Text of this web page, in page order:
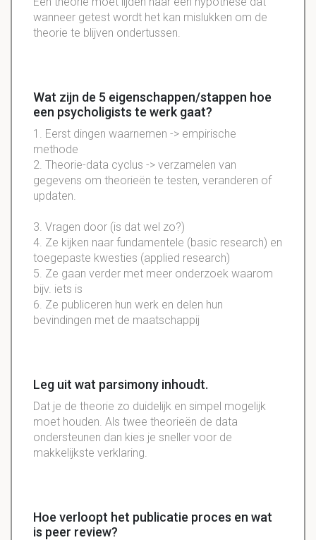
wanneer getest wordt het kan mislukken om de
theorie te blijven ondertussen.
Wat zijn de 5 eigenschappen/stappen hoe
een psycholigists te werk gaat?
1. Eerst dingen waarnemen -> empirische
methode
2. Theorie-data cyclus -> verzamelen van
gegevens om theorieën te testen, veranderen of
updaten.
3. Vragen door (is dat wel zo?)
4. Ze kijken naar fundamentele (basic research) en
toegepaste kwesties (applied research)
5. Ze gaan verder met meer onderzoek waarom
bijv. iets is
6. Ze publiceren hun werk en delen hun
bevindingen met de maatschappij
Leg uit wat parsimony inhoudt.
Dat je de theorie zo duidelijk en simpel mogelijk
moet houden. Als twee theorieën de data
ondersteunen dan kies je sneller voor de
makkelijkste verklaring.
Hoe verloopt het publicatie proces en wat
is peer review?